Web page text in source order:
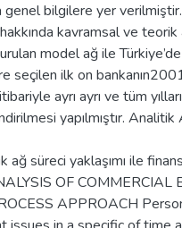
bilgilere yer
kavramsal ve
model ağ ile
seçilen ilk on
ayrı ayrı ve tüm
yapılmıştır.
ağ süreci yaklaşımı ile
OF COMMERCIAL
APPROACH